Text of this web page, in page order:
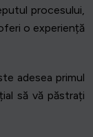
procesului,
o experiență
adesea primul
să vă păstrați